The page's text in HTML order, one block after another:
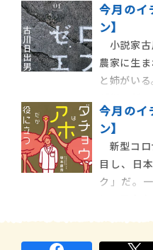
がお元気
特派員時
に惹かれ
ねた。李
た朝鮮
今月のイ
ン】
小説家古
農家に生
と姉がい
東日本大
〇一九年
だ。その
胃瘻をや
躊躇ってい
今月のイ
ン】
新型コロ
目し、日
ク」だ。